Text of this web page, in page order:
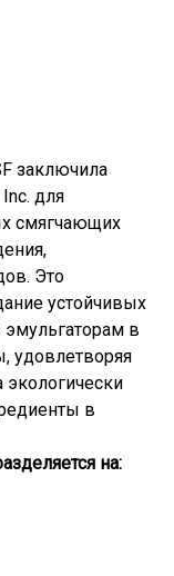
заключила
для
смягчающих
Это
устойчивых
эмульгаторам в
удовлетворяя
экологически
в
на: